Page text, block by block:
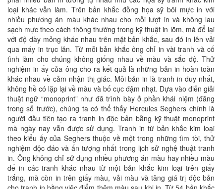
loại khác vẫn làm. Trên bản khắc đồng họa sỹ bôi mực in với
nhiều phương án màu khác nhau cho mỗi lượt in và không lau
sạch mực theo cách thông thường trong kỹ thuật in lõm, mà để lại
với độ dày mỏng khác nhau trên mặt bản khắc, sau đó in lên vải
qua máy in trục lăn. Từ mỗi bản khắc ông chỉ in vài tranh và cố
tình làm cho chúng không giống nhau về màu và sắc độ. Thử
nghiệm in ấy của ông cho ra kết quả là những bản in hoàn toàn
khác nhau về cảm nhận thị giác. Mỗi bản in là tranh in duy nhất,
không hề có lặp lại về màu và bố cục đậm nhạt. Dựa vào diễn giải
thuật ngữ “monoprint” như đã trình bày ở phần khái niệm (đăng
trong số trước), chúng ta có thể thấy Hercules Seghers chính là
người đầu tiên tạo ra tranh in độc bản bằng kỹ thuật monoprint
mà ngày nay vẫn được sử dụng. Tranh in từ bản khắc kim loại
theo kiểu ấy của Seghers thuộc về một trong những tìm tòi, thử
nghiệm độc đáo và ấn tượng nhất trong lịch sử nghệ thuật tranh
in. Ông không chỉ sử dụng nhiều phương án màu hay nhiều màu
để in các tranh khác nhau từ một bản khắc kim loại trên giấy
trắng, mà còn in trên giấy màu, vải màu và tăng giá trị độc bản